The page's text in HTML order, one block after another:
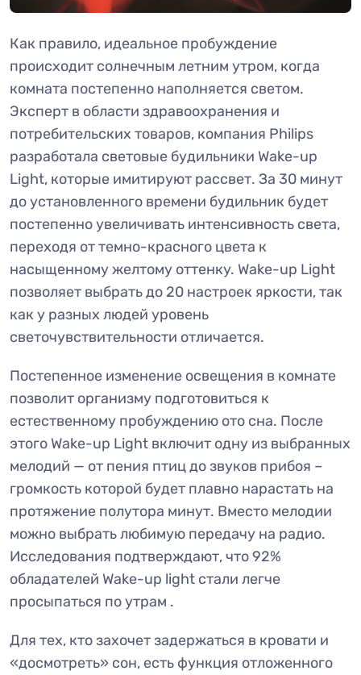
Как правило, идеальное пробуждение
происходит солнечным летним утром, когда
комната постепенно наполняется светом.
Эксперт в области здравоохранения и
потребительских товаров, компания Philips
разработала световые будильники Wake-up
Light, которые имитируют рассвет. За 30 минут
до установленного времени будильник будет
постепенно увеличивать интенсивность света,
переходя от темно-красного цвета к
насыщенному желтому оттенку. Wake-up Light
позволяет выбрать до 20 настроек яркости, так
как у разных людей уровень
светочувствительности отличается.
Постепенное изменение освещения в комнате
позволит организму подготовиться к
естественному пробуждению ото сна. После
этого Wake-up Light включит одну из выбранных
мелодий — от пения птиц до звуков прибоя –
громкость которой будет плавно нарастать на
протяжение полутора минут. Вместо мелодии
можно выбрать любимую передачу на радио.
Исследования подтверждают, что 92%
обладателей Wake-up light стали легче
просыпаться по утрам .
Для тех, кто захочет задержаться в кровати и
«досмотреть» сон, есть функция отложенного